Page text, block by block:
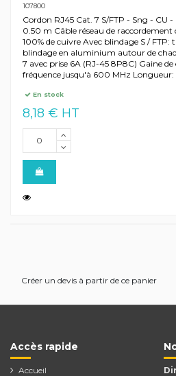
107800
Cordon RJ45 Cat. 7 S/FTP - Sng - CU
0.50 m Câble réseau de raccordement
100% de cuivre Avec blindage S / FTP:
blindage en aluminium autour de
7 avec prise 6A (RJ-45 8P8C) Gaine de
fréquence jusqu'à 600 MHz Longueur:
En stock
8,18 € HT
Créer un devis à partir de ce panier
Accès rapide
Accueil